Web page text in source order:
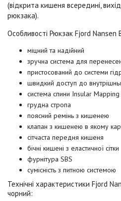
(відкрита кишеня всередині,
рюкзака).
Особливості Рюкзак Fjord Nansen
міцний та надійний
зручна система для
пристосований до системи
швидкий доступ до
система спини Insular
грудна стропа
поясний ремінь з кишенею
клапан з кишенею в якому
сітчаста передня кишеня
бічні кишені з еластичної сітки
фурнітура SBS
сумісність з питною системою
Технічні характеристики Fjord
чорний: